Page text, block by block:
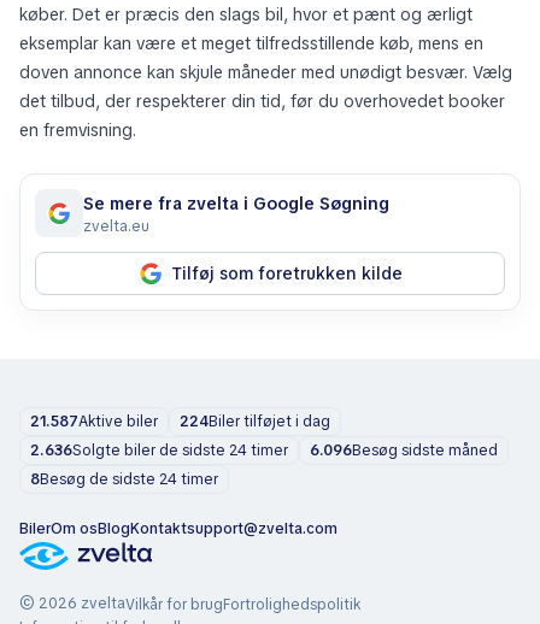
køber. Det er præcis den slags bil, hvor et pænt og ærligt
eksemplar kan være et meget tilfredsstillende køb, mens en
doven annonce kan skjule måneder med unødigt besvær. Vælg
det tilbud, der respekterer din tid, før du overhovedet booker
en fremvisning.
Se mere fra zvelta i Google Søgning
zvelta.eu
Tilføj som foretrukken kilde
21.587Aktive biler 224Biler tilføjet i dag
2.636Solgte biler de sidste 24 timer 6.096Besøg sidste måned
8Besøg de sidste 24 timer
BilerOm osBlogKontaktsupport@zvelta.com
© 2026 zveltaVilkår for brugFortrolighedspolitik